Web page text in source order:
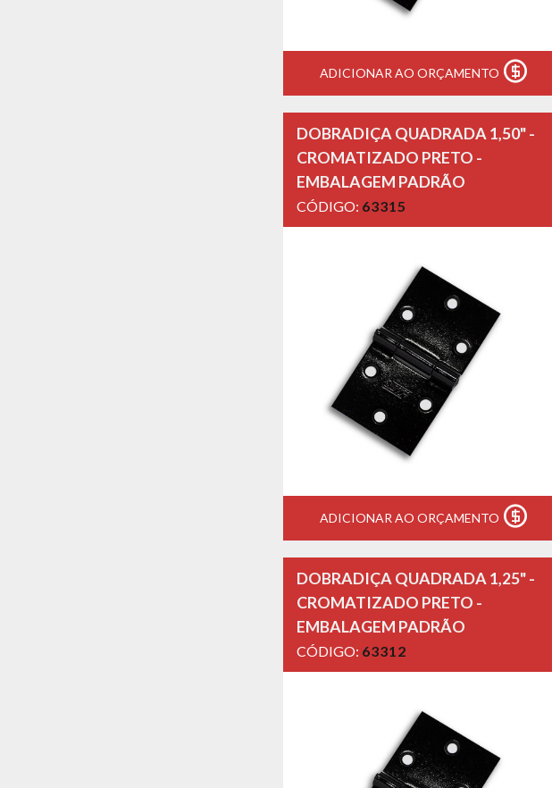
ADICIONAR AO ORÇAMENTO
DOBRADIÇA QUADRADA 1,50" -
CROMATIZADO PRETO -
EMBALAGEM PADRÃO
CÓDIGO: 63315
ADICIONAR AO ORÇAMENTO
DOBRADIÇA QUADRADA 1,25" -
CROMATIZADO PRETO -
EMBALAGEM PADRÃO
CÓDIGO: 63312